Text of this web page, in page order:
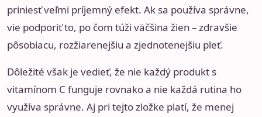
priniesť veľmi príjemný efekt. Ak sa používa správne,
vie podporiť to, po čom túži väčšina žien – zdravšie
pôsobiacu, rozžiarenejšiu a zjednotenejšiu pleť.
Dôležité však je vedieť, že nie každý produkt s
vitamínom C funguje rovnako a nie každá rutina ho
využíva správne. Aj pri tejto zložke platí, že menej